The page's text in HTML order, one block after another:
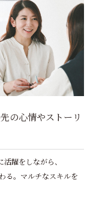
の心情やストーリ
躍をしながら、
る。マルチなスキルを